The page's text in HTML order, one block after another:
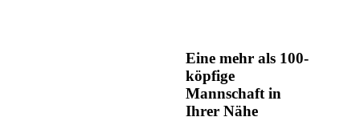
Eine mehr als 100-
köpfige
Mannschaft in
Ihrer Nähe